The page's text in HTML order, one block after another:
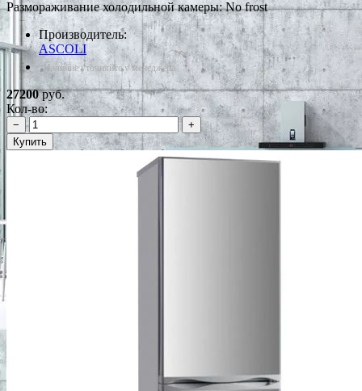
Размораживание холодильной камеры: No frost
Производитель:
ASCOLI
*Наличие уточняйте у менеджера
27200руб.
Кол-во:
−
+
Купить